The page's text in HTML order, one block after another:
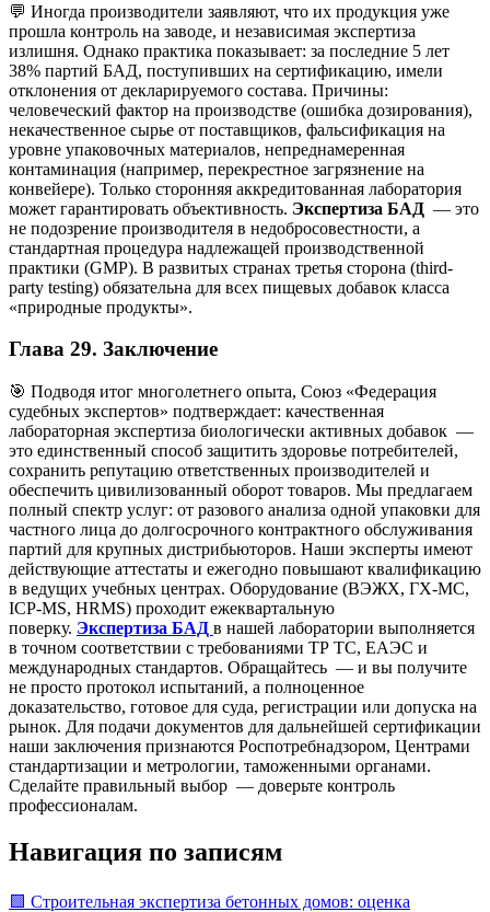
💬 Иногда производители заявляют, что их продукция уже
прошла контроль на заводе, и независимая экспертиза
излишня. Однако практика показывает: за последние 5 лет
38% партий БАД, поступивших на сертификацию, имели
отклонения от декларируемого состава. Причины:
человеческий фактор на производстве (ошибка дозирования),
некачественное сырье от поставщиков, фальсификация на
уровне упаковочных материалов, непреднамеренная
контаминация (например, перекрестное загрязнение на
конвейере). Только сторонняя аккредитованная лаборатория
может гарантировать объективность. Экспертиза БАД — это
не подозрение производителя в недобросовестности, а
стандартная процедура надлежащей производственной
практики (GMP). В развитых странах третья сторона (third-
party testing) обязательна для всех пищевых добавок класса
«природные продукты».
Глава 29. Заключение
🎯 Подводя итог многолетнего опыта, Союз «Федерация
судебных экспертов» подтверждает: качественная
лабораторная экспертиза биологически активных добавок —
это единственный способ защитить здоровье потребителей,
сохранить репутацию ответственных производителей и
обеспечить цивилизованный оборот товаров. Мы предлагаем
полный спектр услуг: от разового анализа одной упаковки для
частного лица до долгосрочного контрактного обслуживания
партий для крупных дистрибьюторов. Наши эксперты имеют
действующие аттестаты и ежегодно повышают квалификацию
в ведущих учебных центрах. Оборудование (ВЭЖХ, ГХ-МС,
ICP-MS, HRMS) проходит ежеквартальную
поверку. Экспертиза БАД в нашей лаборатории выполняется
в точном соответствии с требованиями ТР ТС, ЕАЭС и
международных стандартов. Обращайтесь — и вы получите
не просто протокол испытаний, а полноценное
доказательство, готовое для суда, регистрации или допуска на
рынок. Для подачи документов для дальнейшей сертификации
наши заключения признаются Роспотребнадзором, Центрами
стандартизации и метрологии, таможенными органами.
Сделайте правильный выбор — доверьте контроль
профессионалам.
Навигация по записям
🟩 Строительная экспертиза бетонных домов: оценка